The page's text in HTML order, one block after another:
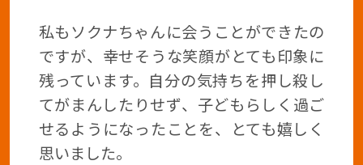
私もソクナちゃんに会うことができたの
ですが、幸せそうな笑顔がとても印象に
残っています。自分の気持ちを押し殺し
てがまんしたりせず、子どもらしく過ご
せるようになったことを、とても嬉しく
思いました。